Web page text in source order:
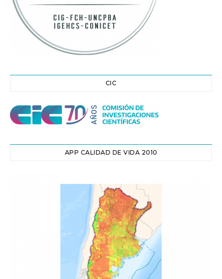
CIC
APP CALIDAD DE VIDA 2010